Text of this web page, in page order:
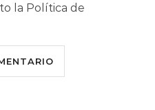
la Política de